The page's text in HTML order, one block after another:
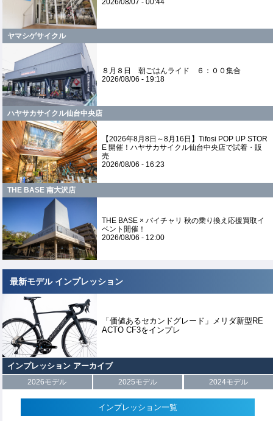
2026/08/07 - 00:44
ヤマシゲサイクル
８月８日 朝ごはんライド ６：００集合
2026/08/06 - 19:18
ハヤサカサイクル仙台中央店
【2026年8月8日～8月16日】Tifosi POP UP STOR
E 開催！ハヤサカサイクル仙台中央店で試着・販
売
2026/08/06 - 16:23
THE BASE 南大沢店
THE BASE × バイチャリ 秋の乗り換え応援買取イ
ベント開催！
2026/08/06 - 12:00
最新モデル インプレッション
「価値あるセカンドグレード」メリダ新型RE
ACTO CF3をインプレ
インプレッション アーカイブ
2026モデル 2025モデル 2024モデル
インプレッション一覧